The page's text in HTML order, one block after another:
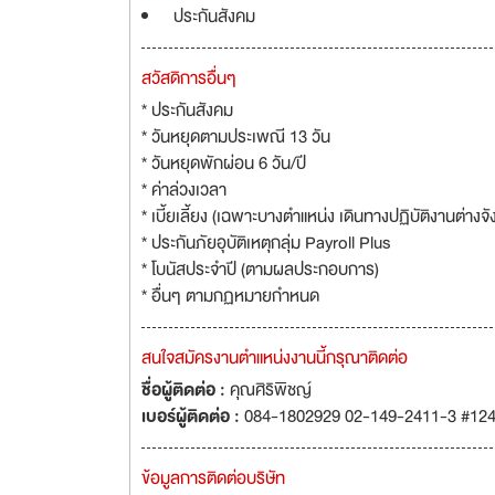
ประกันสังคม
สวัสดิการอื่นๆ
* ประกันสังคม
* วันหยุดตามประเพณี 13 วัน
* วันหยุดพักผ่อน 6 วัน/ปี
* ค่าล่วงเวลา
* เบี้ยเลี้ยง (เฉพาะบางตำแหน่ง เดินทางปฏิบัติงานต่าง
* ประกันภัยอุบัติเหตุกลุ่ม Payroll Plus
* โบนัสประจำปี (ตามผลประกอบการ)
* อื่นๆ ตามกฏหมายกำหนด
สนใจสมัครงานตำแหน่งงานนี้กรุณาติดต่อ
ชื่อผู้ติดต่อ :คุณศิริพิชญ์
เบอร์ผู้ติดต่อ :084-1802929 02-149-2411-3 #124
ข้อมูลการติดต่อบริษัท